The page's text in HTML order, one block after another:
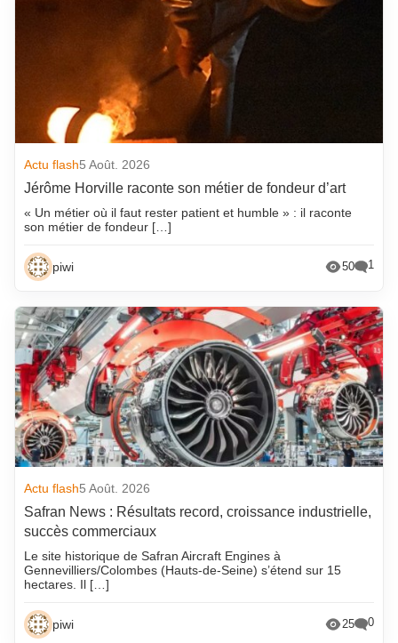
Actu flash5 Août. 2026
Jérôme Horville raconte son métier de fondeur d’art
« Un métier où il faut rester patient et humble » : il raconte
son métier de fondeur […]
piwi 50 1
Actu flash5 Août. 2026
Safran News : Résultats record, croissance industrielle,
succès commerciaux
Le site historique de Safran Aircraft Engines à
Gennevilliers/Colombes (Hauts-de-Seine) s’étend sur 15
hectares. Il […]
piwi 25 0